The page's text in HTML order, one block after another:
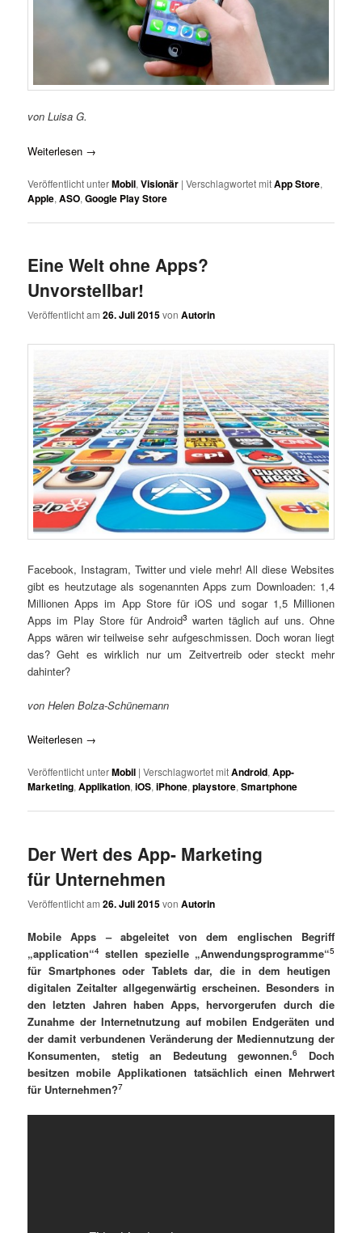
von Luisa G.
Weiterlesen →
Veröffentlicht unterMobil,Visionär |Verschlagwortet mitApp Store,
Apple,ASO,Google Play Store
Eine Welt ohne Apps?
Unvorstellbar!
Veröffentlicht am26. Juli 2015vonAutorin
Facebook, Instagram, Twitter und viele mehr! All diese Websites
gibt es heutzutage als sogenannten Apps zum Downloaden: 1,4
Millionen Apps im App Store für iOS und sogar 1,5 Millionen
Apps im Play Store für Android3 warten täglich auf uns. Ohne
Apps wären wir teilweise sehr aufgeschmissen. Doch woran liegt
das? Geht es wirklich nur um Zeitvertreib oder steckt mehr
dahinter?
von Helen Bolza-Schünemann
Weiterlesen →
Veröffentlicht unterMobil |Verschlagwortet mitAndroid,App-
Marketing,Applikation,iOS,iPhone,playstore,Smartphone
Der Wert des App- Marketing
für Unternehmen
Veröffentlicht am26. Juli 2015vonAutorin
Mobile Apps – abgeleitet von dem englischen Begriff
„application“4 stellen spezielle „Anwendungsprogramme“5
für Smartphones oder Tablets dar, die in dem heutigen
digitalen Zeitalter allgegenwärtig erscheinen. Besonders in
den letzten Jahren haben Apps, hervorgerufen durch die
Zunahme der Internetnutzung auf mobilen Endgeräten und
der damit verbundenen Veränderung der Mediennutzung der
Konsumenten, stetig an Bedeutung gewonnen.6
Doch
besitzen mobile Applikationen tatsächlich einen Mehrwert
für Unternehmen?7